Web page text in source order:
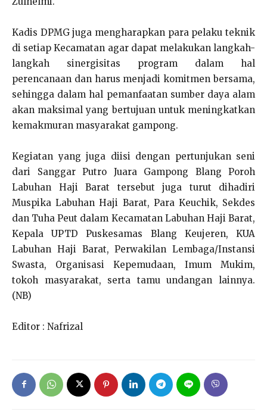
Kadis DPMG juga mengharapkan para pelaku teknik
di setiap Kecamatan agar dapat melakukan langkah-
langkah sinergisitas program dalam hal
perencanaan dan harus menjadi komitmen bersama,
sehingga dalam hal pemanfaatan sumber daya alam
akan maksimal yang bertujuan untuk meningkatkan
kemakmuran masyarakat gampong.
Kegiatan yang juga diisi dengan pertunjukan seni
dari Sanggar Putro Juara Gampong Blang Poroh
Labuhan Haji Barat tersebut juga turut dihadiri
Muspika Labuhan Haji Barat, Para Keuchik, Sekdes
dan Tuha Peut dalam Kecamatan Labuhan Haji Barat,
Kepala UPTD Puskesamas Blang Keujeren, KUA
Labuhan Haji Barat, Perwakilan Lembaga/Instansi
Swasta, Organisasi Kepemudaan, Imum Mukim,
tokoh masyarakat, serta tamu undangan lainnya.
(NB)
Editor : Nafrizal